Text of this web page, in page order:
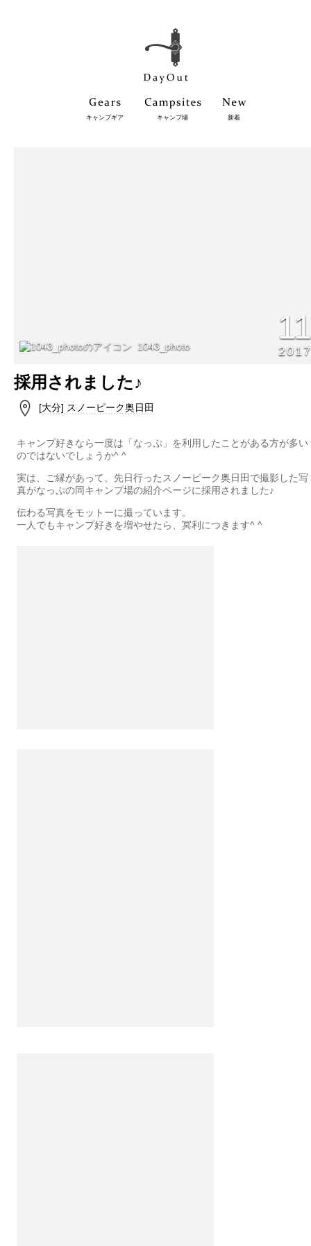
キャンプギア キャンプ場 新着
1043_photo 2017
採用されました♪
[大分] スノーピーク奥日田
キャンプ好きなら一度は「なっぷ」を利用したことがある方が多い
のではないでしょうか^ ^
実は、ご縁があって、先日行ったスノーピーク奥日田で撮影した写
真がなっぷの同キャンプ場の紹介ページに採用されました♪
伝わる写真をモットーに撮っています。
一人でもキャンプ好きを増やせたら、冥利につきます^ ^